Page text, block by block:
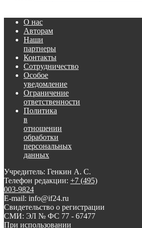
О нас
Авторам
Наши
партнеры
Контакты
Сотрудничество
Особое
уведомление
Ограничение
ответственности
Политика
в
отношении
обработки
персональных
данных
Учредитель: Генкин А. С.
Телефон редакции: +7 (495)
003-9824
E-mail: info@if24.ru
Свидетельство о регистрации
СМИ: ЭЛ № ФС 77 - 67477
При использовании